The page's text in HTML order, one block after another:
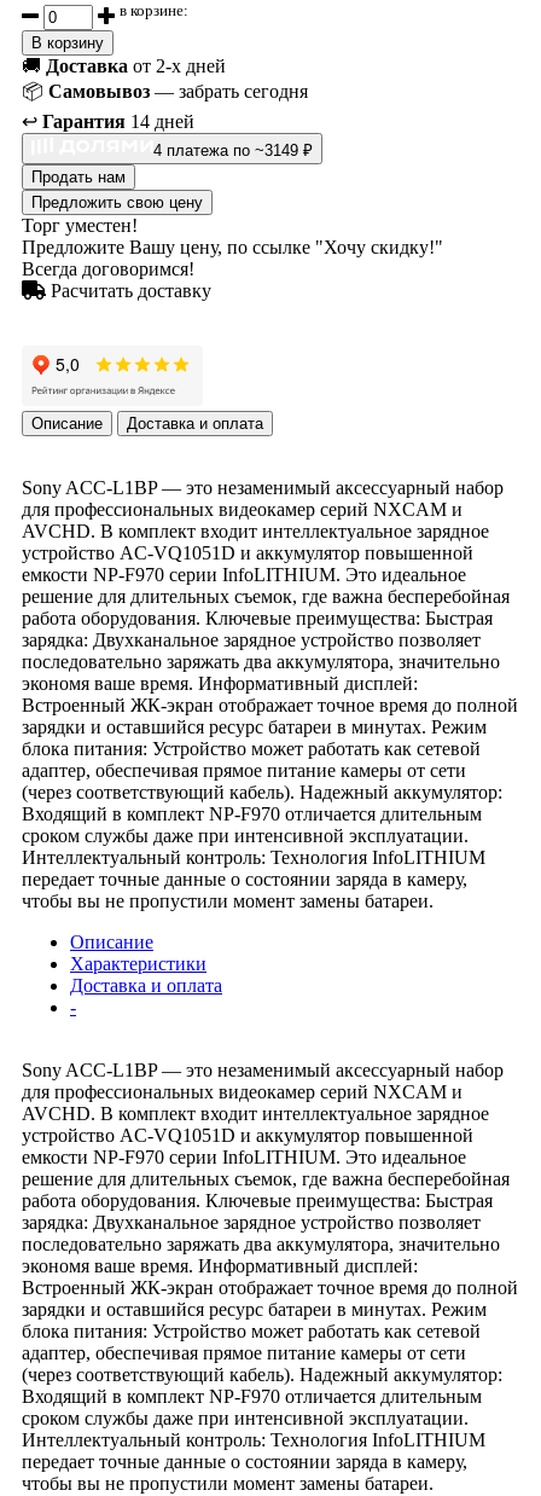
в корзине:
В корзину
🚚 Доставка от 2-х дней
📦 Самовывоз — забрать сегодня
↩️ Гарантия 14 дней
4 платежа по ~3149 ₽
Продать нам
Предложить свою цену
Торг уместен!
Предложите Вашу цену, по ссылке "Хочу скидку!"
Всегда договоримся!
Расчитать доставку
Описание Доставка и оплата
Sony ACC-L1BP — это незаменимый аксессуарный набор
для профессиональных видеокамер серий NXCAM и
AVCHD. В комплект входит интеллектуальное зарядное
устройство AC-VQ1051D и аккумулятор повышенной
емкости NP-F970 серии InfoLITHIUM. Это идеальное
решение для длительных съемок, где важна бесперебойная
работа оборудования. Ключевые преимущества: Быстрая
зарядка: Двухканальное зарядное устройство позволяет
последовательно заряжать два аккумулятора, значительно
экономя ваше время. Информативный дисплей:
Встроенный ЖК-экран отображает точное время до полной
зарядки и оставшийся ресурс батареи в минутах. Режим
блока питания: Устройство может работать как сетевой
адаптер, обеспечивая прямое питание камеры от сети
(через соответствующий кабель). Надежный аккумулятор:
Входящий в комплект NP-F970 отличается длительным
сроком службы даже при интенсивной эксплуатации.
Интеллектуальный контроль: Технология InfoLITHIUM
передает точные данные о состоянии заряда в камеру,
чтобы вы не пропустили момент замены батареи.
Описание
Характеристики
Доставка и оплата
-
Sony ACC-L1BP — это незаменимый аксессуарный набор
для профессиональных видеокамер серий NXCAM и
AVCHD. В комплект входит интеллектуальное зарядное
устройство AC-VQ1051D и аккумулятор повышенной
емкости NP-F970 серии InfoLITHIUM. Это идеальное
решение для длительных съемок, где важна бесперебойная
работа оборудования. Ключевые преимущества: Быстрая
зарядка: Двухканальное зарядное устройство позволяет
последовательно заряжать два аккумулятора, значительно
экономя ваше время. Информативный дисплей:
Встроенный ЖК-экран отображает точное время до полной
зарядки и оставшийся ресурс батареи в минутах. Режим
блока питания: Устройство может работать как сетевой
адаптер, обеспечивая прямое питание камеры от сети
(через соответствующий кабель). Надежный аккумулятор:
Входящий в комплект NP-F970 отличается длительным
сроком службы даже при интенсивной эксплуатации.
Интеллектуальный контроль: Технология InfoLITHIUM
передает точные данные о состоянии заряда в камеру,
чтобы вы не пропустили момент замены батареи.